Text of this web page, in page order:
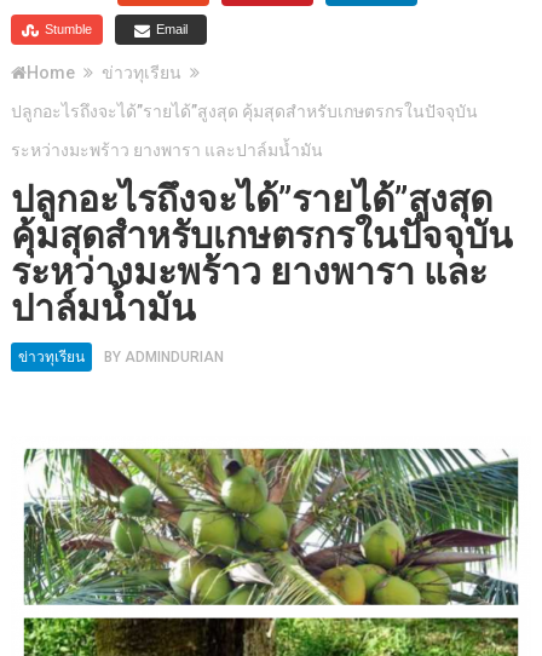
Stumble Email
Home
ข่าวทุเรียน
ปลูกอะไรถึงจะได้”รายได้”สูงสุด คุ้มสุดสำหรับเกษตรกรในปัจจุบัน
ระหว่างมะพร้าว ยางพารา และปาล์มน้ำมัน
ปลูกอะไรถึงจะได้”รายได้”สูงสุด
คุ้มสุดสำหรับเกษตรกรในปัจจุบัน
ระหว่างมะพร้าว ยางพารา และ
ปาล์มน้ำมัน
ข่าวทุเรียน BY ADMINDURIAN